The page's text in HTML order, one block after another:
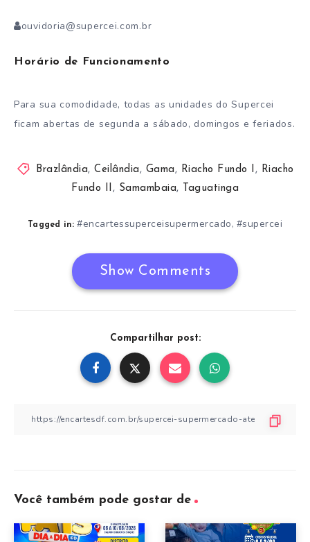
ouvidoria@supercei.com.br
Horário de Funcionamento
Para sua comodidade, todas as unidades do Supercei
ficam abertas de segunda a sábado, domingos e feriados.
Brazlândia, Ceilândia , Gama , Riacho Fundo I , Riacho
Fundo II , Samambaia, Taguatinga
Tagged in: #encartessuperceisupermercado, #supercei
Show Comments
Compartilhar post:
Você também pode gostar de